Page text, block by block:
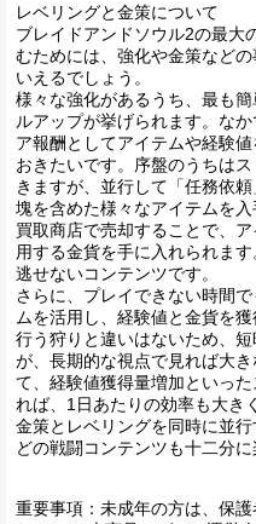
レベリングと金策について
ブレイドアンドソウル2の最大
むためには、強化や金策など
いえるでしょう。
様々な強化があるうち、最も
ルアップが挙げられます。な
ア報酬としてアイテムや経験
おきたいです。序盤のうちは
きますが、並行して「任務依
塊を含めた様々なアイテムを
買取商店で売却することで、
用する金貨を手に入れられま
逃せないコンテンツです。
さらに、プレイできない時間
ムを活用し、経験値と金貨を
行う狩りと違いはないため、
が、長期的な視点で見れば大
て、経験値獲得量増加といっ
れば、1日あたりの効率も大き
金策とレベリングを同時に並
どの戦闘コンテンツも十二分
重要事項：未成年の方は、保